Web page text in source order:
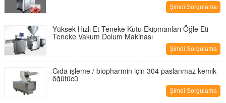
Şimdi Sorgulama
Yüksek Hızlı Et Teneke Kutu Ekipmanları Öğle Eti
Teneke Vakum Dolum Makinası
Şimdi Sorgulama
Gıda işleme / biopharmin için 304 paslanmaz kemik
öğütücü
Şimdi Sorgulama